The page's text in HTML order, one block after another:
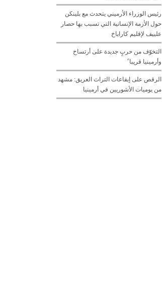
رئيس الوزراء الأرميني يتحدث مع بلينكن
حول الأزمة الإنسانية التي تسبب بها حصار
علييف لإقليم كاراباخ
التخوّف من حربٍ جديدة على أرتساخ
وأرمينيا قريبا ً
الرقص على إيقاعات التراث العريق: مشهد
من يوميات الأشوريين في أرمينيا